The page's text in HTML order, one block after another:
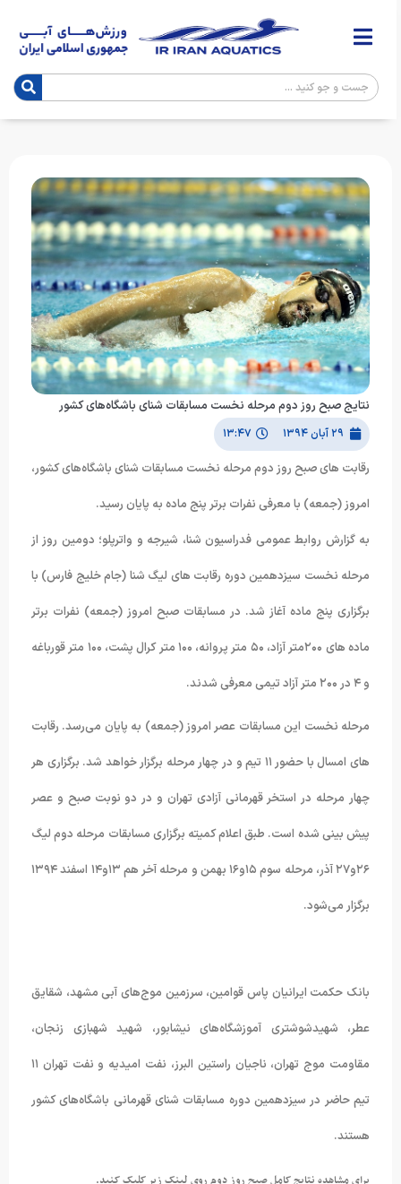
نتایج صبح روز دوم مرحله نخست مسابقات شنای باشگاه‌های کشور
۲۹ آبان ۱۳۹۴ ۱۳:۴۷
رقابت های صبح روز دوم مرحله نخست مسابقات شنای باشگاه‌های کشور،
امروز (جمعه) با معرفی نفرات برتر پنج ماده به پایان رسید.
به گزارش روابط عمومی فدراسیون شنا، شیرجه و واترپلو؛ دومین روز از
مرحله نخست سیزدهمین دوره رقابت های لیگ شنا (جام خلیج فارس) با
برگزاری پنج ماده آغاز شد. در مسابقات صبح امروز (جمعه) نفرات برتر
ماده های ۲۰۰متر آزاد، ۵۰ متر پروانه، ۱۰۰ متر کرال پشت، ۱۰۰ متر قورباغه
و ۴ در ۲۰۰ متر آزاد تیمی معرفی شدند.
مرحله نخست این مسابقات عصر امروز (جمعه) به پایان می‌رسد. رقابت
های امسال با حضور ۱۱ تیم و در چهار مرحله برگزار خواهد شد. برگزاری هر
چهار مرحله در استخر قهرمانی آزادی تهران و در دو نوبت صبح و عصر
پیش بینی شده است. طبق اعلام کمیته برگزاری مسابقات مرحله دوم لیگ
۲۶و۲۷ آذر، مرحله سوم ۱۵و۱۶ بهمن و مرحله آخر هم ۱۳و۱۴ اسفند ۱۳۹۴
برگزار می‌شود.
بانک حکمت ایرانیان پاس قوامین، سرزمین موج‌های آبی مشهد، شقایق
عطر، شهیدشوشتری آموزشگاه‌های نیشابور، شهید شهبازی زنجان،
مقاومت موج تهران، ناجیان راستین البرز، نفت امیدیه و نفت تهران ۱۱
تیم حاضر در سیزدهمین دوره مسابقات شنای قهرمانی باشگاه‌های کشور
هستند.
برای مشاهده نتایج کامل صبح روز دوم روی لینک زیر کلیک کنید.